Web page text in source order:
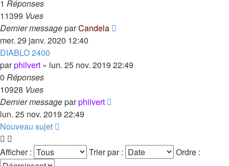
1 Réponses
11399 Vues
Dernier messageparCandela
mer. 29 janv. 2020 12:40
DIABLO 2400
parphilvert » lun. 25 nov. 2019 22:49
0 Réponses
10928 Vues
Dernier messageparphilvert
lun. 25 nov. 2019 22:49
Nouveau sujet
Afficher : Trier par : Ordre :